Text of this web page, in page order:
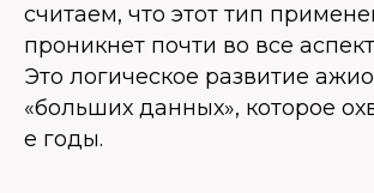
считаем, что этот тип
проникнет почти во все
Это логическое развитие
«больших данных», которое
е годы.